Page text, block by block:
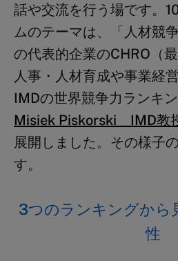
話や交流を行う場です。
ムのテーマは、「人材競
の代表的企業のCHRO （
人事・人材育成や事業経
IMDの世界競争力ランキン
Misiek Piskorski IMD教
展開しました。その様子
す。
3つのランキングから
性